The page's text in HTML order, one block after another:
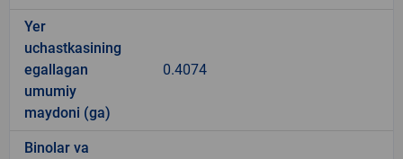
Yer
uchastkasining
egallagan
umumiy
maydoni (ga)
0.4074
Binolar va